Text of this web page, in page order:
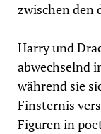
zwischen den
Harry und
abwechselnd
während sie
Finsternis
Figuren in